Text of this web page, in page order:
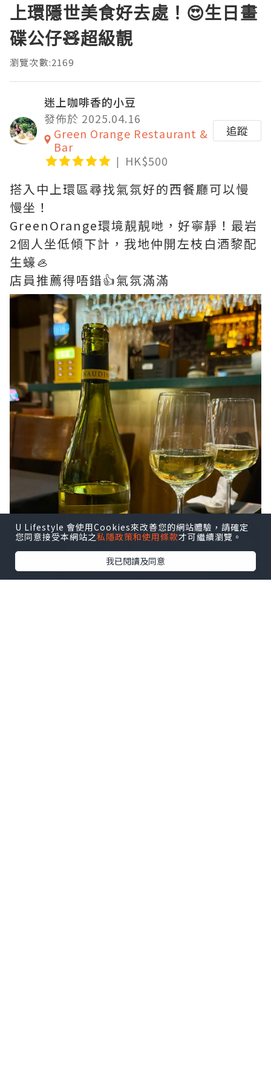
上環隱世美食好去處！😍生日畫
碟公仔🧸超級靚
瀏覽次數:2169
迷上咖啡香的小豆
發佈於 2025.04.16
Green Orange Restaurant &
Bar
HK$500
追蹤
搭入中上環區尋找氣氛好的西餐廳可以慢
慢坐！
GreenOrange環境靚靚哋，好寧靜！最岩
2個人坐低傾下計，我地仲開左枝白酒黎配
生蠔🦪
店員推薦得唔錯👍氣氛滿滿
U Lifestyle 會使用Cookies來改善您的網站體驗，請確定
您同意接受本網站之私隱政策和使用條款才可繼續瀏覽。
我已閱讀及同意